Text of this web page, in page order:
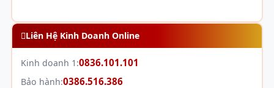
Liên Hệ Kinh Doanh Online
Kinh doanh 1:0836.101.101
Bảo hành:0386.516.386